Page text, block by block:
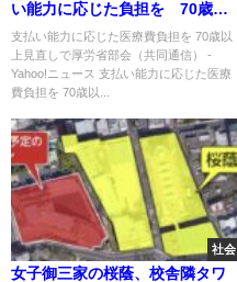
い能力に応じた負担を 70歳以
上自己負担の見直しに向け議論
支払い能力に応じた医療費負担を 70歳以
上見直しで厚労省部会（共同通信） -
Yahoo!ニュース 支払い能力に応じた医療
費負担を 70歳以...
社会
女子御三家の桜蔭、校舎隣タワ